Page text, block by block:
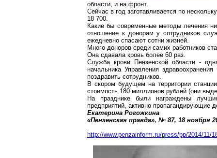
области, и на фронт.
Сейчас в год заготавливается по
18 700.
Какие бы современные методы лечения
отношение к донорам у сотрудников
ежедневно спасают сотни жизней.
Много доноров среди самих работников
Она сдавала кровь более 60 раз.
Служба крови Пензенской области -
начальника Управления
поздравить сотрудников.
В скором будущем на территории
стоимость 180 миллионов рублей (они
На празднике были награждены
предприятий, активно пропагандирующие
Екатерина Рогожкина
«Пензенская правда», № 87, 18 ноября
http://www.penzainform.ru/press/pp/2014/